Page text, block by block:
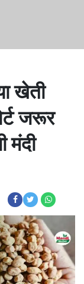
खेती
जरूर
मंदी